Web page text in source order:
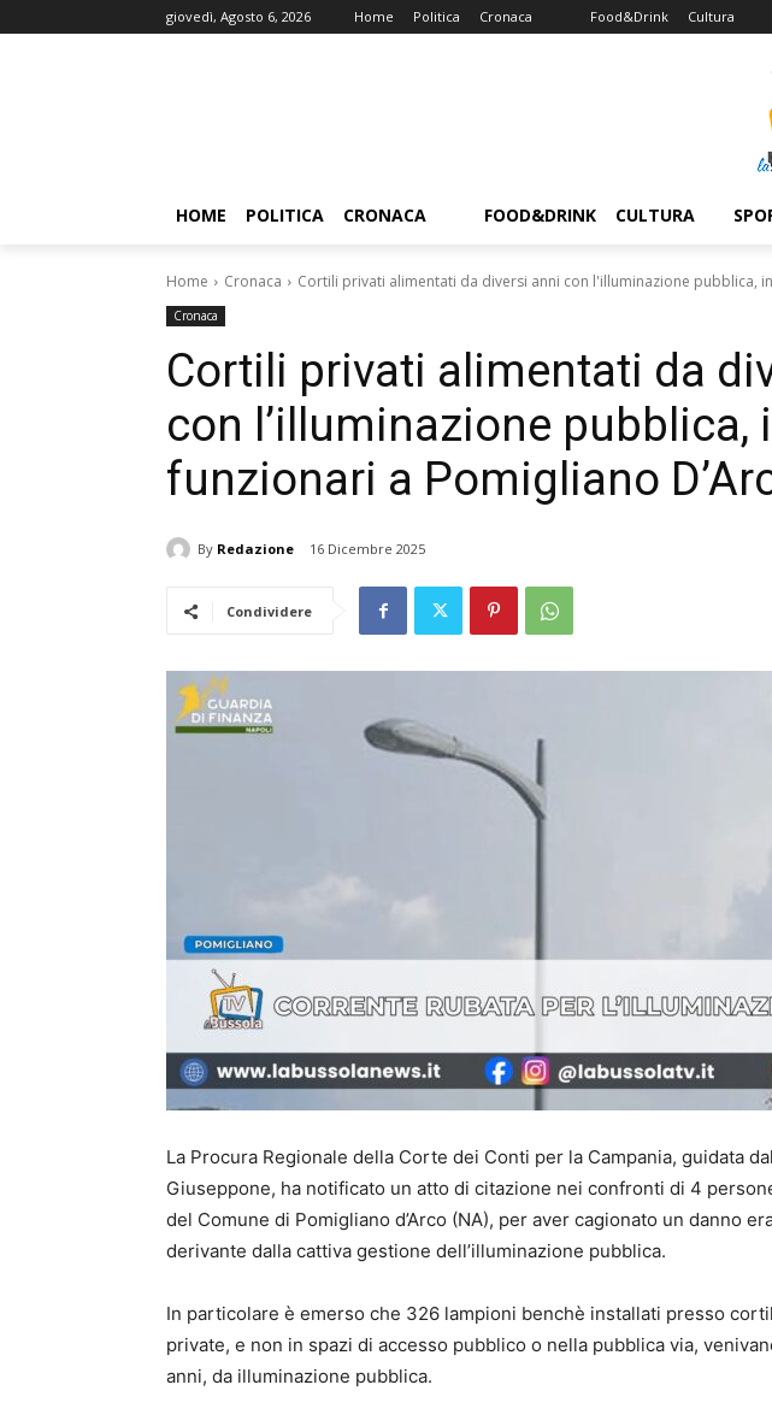
giovedì, Agosto 6, 2026 Home Politica Cronaca Food&Drink Cultura
HOME POLITICA CRONACA FOOD&DRINK CULTURA
Home Cronaca Cortili privati alimentati da diversi anni con l'illuminazione pubblica,
Cronaca
Cortili privati alimentati da
con l’illuminazione pubblica,
funzionari a Pomigliano
By Redazione 16 Dicembre 2025
Condividere
La Procura Regionale della Corte dei Conti per la Campania, guidata
Giuseppone, ha notificato un atto di citazione nei confronti di 4
del Comune di Pomigliano d’Arco (NA), per aver cagionato un danno
derivante dalla cattiva gestione dell’illuminazione pubblica.
In particolare è emerso che 326 lampioni benchè installati presso
private, e non in spazi di accesso pubblico o nella pubblica via,
anni, da illuminazione pubblica.